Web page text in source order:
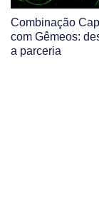
Combinação
com Gêmeos:
a parceria